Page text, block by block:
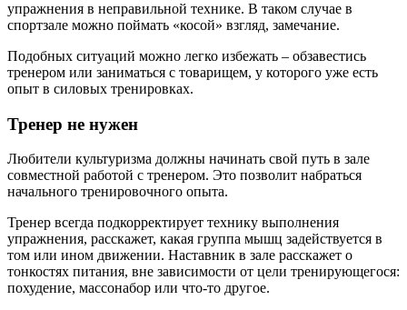
упражнения в неправильной технике. В таком случае в
спортзале можно поймать «косой» взгляд, замечание.
Подобных ситуаций можно легко избежать – обзавестись
тренером или заниматься с товарищем, у которого уже есть
опыт в силовых тренировках.
Тренер не нужен
Любители культуризма должны начинать свой путь в зале
совместной работой с тренером. Это позволит набраться
начального тренировочного опыта.
Тренер всегда подкорректирует технику выполнения
упражнения, расскажет, какая группа мышц задействуется в
том или ином движении. Наставник в зале расскажет о
тонкостях питания, вне зависимости от цели тренирующегося:
похудение, массонабор или что-то другое.